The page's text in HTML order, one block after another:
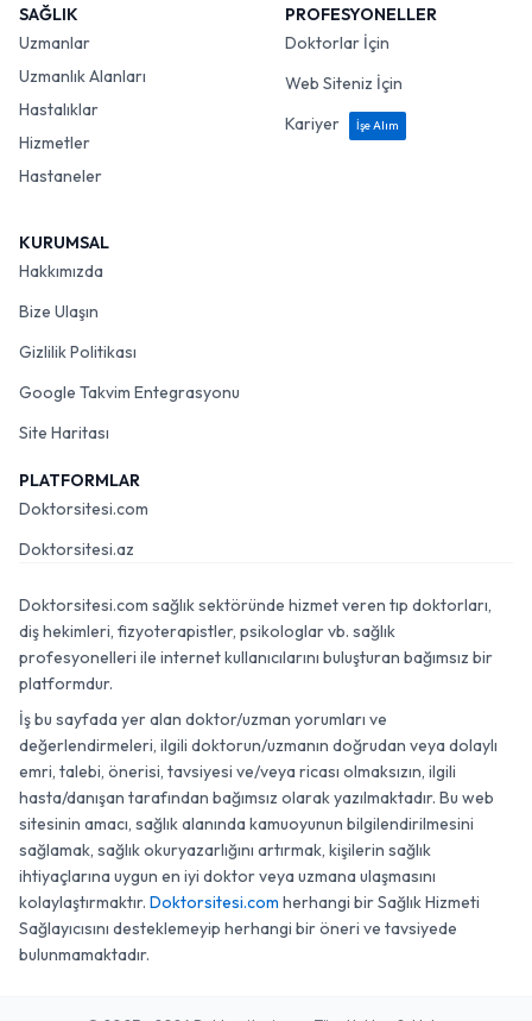
SAĞLIK
Uzmanlar
Uzmanlık Alanları
Hastalıklar
Hizmetler
Hastaneler
PROFESYONELLER
Doktorlar İçin
Web Siteniz İçin
Kariyer
İşe Alım
KURUMSAL
Hakkımızda
Bize Ulaşın
Gizlilik Politikası
Google Takvim Entegrasyonu
Site Haritası
PLATFORMLAR
Doktorsitesi.com
Doktorsitesi.az
Doktorsitesi.com sağlık sektöründe hizmet veren tıp doktorları,
diş hekimleri, fizyoterapistler, psikologlar vb. sağlık
profesyonelleri ile internet kullanıcılarını buluşturan bağımsız bir
platformdur.
İş bu sayfada yer alan doktor/uzman yorumları ve
değerlendirmeleri, ilgili doktorun/uzmanın doğrudan veya dolaylı
emri, talebi, önerisi, tavsiyesi ve/veya ricası olmaksızın, ilgili
hasta/danışan tarafından bağımsız olarak yazılmaktadır. Bu web
sitesinin amacı, sağlık alanında kamuoyunun bilgilendirilmesini
sağlamak, sağlık okuryazarlığını artırmak, kişilerin sağlık
ihtiyaçlarına uygun en iyi doktor veya uzmana ulaşmasını
kolaylaştırmaktır. Doktorsitesi.com herhangi bir Sağlık Hizmeti
Sağlayıcısını desteklemeyip herhangi bir öneri ve tavsiyede
bulunmamaktadır.